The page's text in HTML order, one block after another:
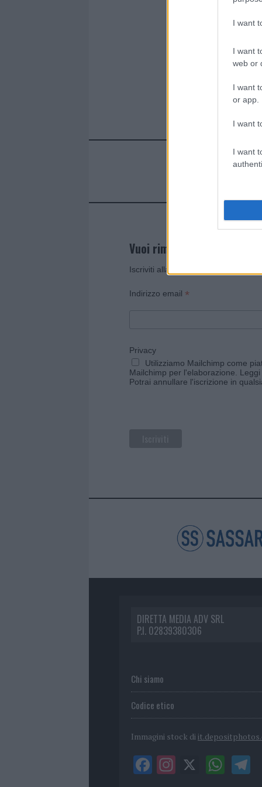
I want
I want
web or
I want
or app.
I want
I want
Vuoi rimanere sempre
Iscriviti alla newsletter di Gallura
Indirizzo email *
Privacy
Utilizziamo Mailchimp come
Mailchimp per l'elaborazione.
Potrai annullare l'iscrizione in
DIRETTA MEDIA ADV SRL
P.I. 02839380306
Chi siamo
Codice etico
Immagini stock di